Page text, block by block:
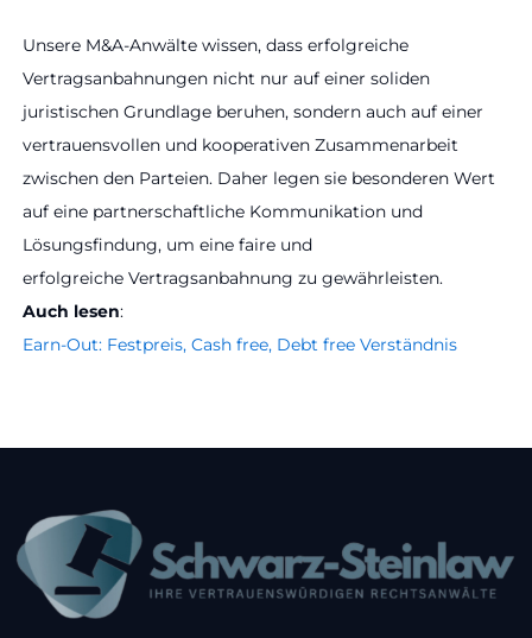
Unsere M&A-Anwälte wissen, dass erfolgreiche
Vertragsanbahnungen nicht nur auf einer soliden
juristischen Grundlage beruhen, sondern auch auf einer
vertrauensvollen und kooperativen Zusammenarbeit
zwischen den Parteien. Daher legen sie besonderen Wert
auf eine partnerschaftliche Kommunikation und
Lösungsfindung, um eine faire und
erfolgreiche Vertragsanbahnung zu gewährleisten.
Auch lesen:
Earn-Out: Festpreis, Cash free, Debt free Verständnis